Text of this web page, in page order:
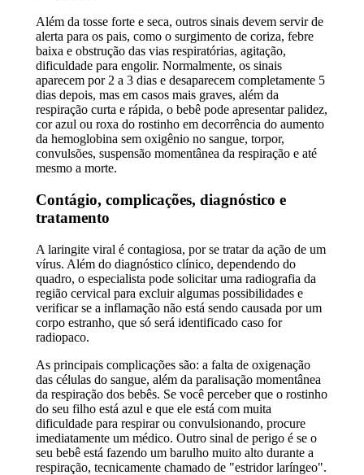
Além da tosse forte e seca, outros sinais devem servir de
alerta para os pais, como o surgimento de coriza, febre
baixa e obstrução das vias respiratórias, agitação,
dificuldade para engolir. Normalmente, os sinais
aparecem por 2 a 3 dias e desaparecem completamente 5
dias depois, mas em casos mais graves, além da
respiração curta e rápida, o bebê pode apresentar palidez,
cor azul ou roxa do rostinho em decorrência do aumento
da hemoglobina sem oxigênio no sangue, torpor,
convulsões, suspensão momentânea da respiração e até
mesmo a morte.
Contágio, complicações, diagnóstico e
tratamento
A laringite viral é contagiosa, por se tratar da ação de um
vírus. Além do diagnóstico clínico, dependendo do
quadro, o especialista pode solicitar uma radiografia da
região cervical para excluir algumas possibilidades e
verificar se a inflamação não está sendo causada por um
corpo estranho, que só será identificado caso for
radiopaco.
As principais complicações são: a falta de oxigenação
das células do sangue, além da paralisação momentânea
da respiração dos bebês. Se você perceber que o rostinho
do seu filho está azul e que ele está com muita
dificuldade para respirar ou convulsionando, procure
imediatamente um médico. Outro sinal de perigo é se o
seu bebê está fazendo um barulho muito alto durante a
respiração, tecnicamente chamado de "estridor laríngeo".